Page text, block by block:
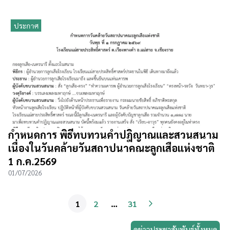
ประกาศ
กำหนดการ พิธีทบทวนคำปฎิญาณและสวนสนาม
เนื่องในวันคล้ายวันสถาปนาคณะลูกเสือแห่งชาติ
1 ก.ค.2569
01/07/2026
1 2 … 31